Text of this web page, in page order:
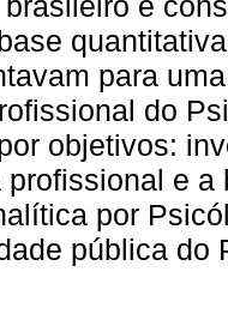
para
do
objetivos:
e
por
pública do